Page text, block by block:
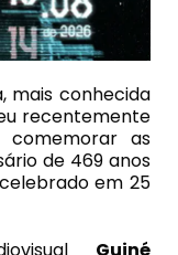
mais conhecida
recentemente
comemorar as
de 469 anos
em 25
Guiné